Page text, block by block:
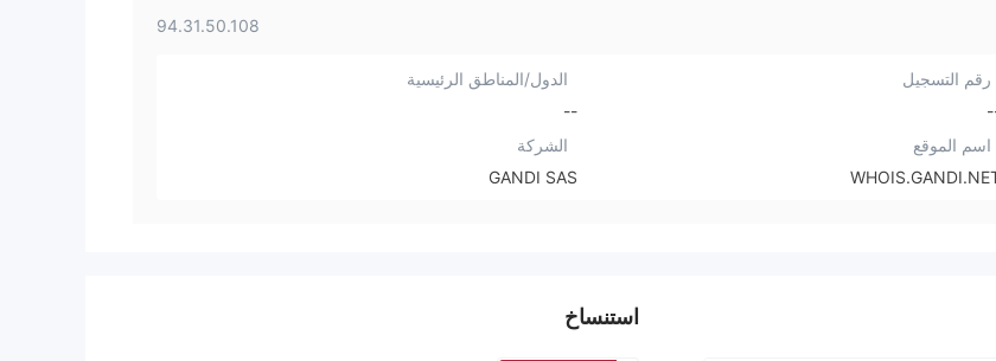
94.31.50.108
رقم التسجيل
الدول/المناطق الرئيسية
--
اسم الموقع
الشركة
GANDI SAS
استنساخ